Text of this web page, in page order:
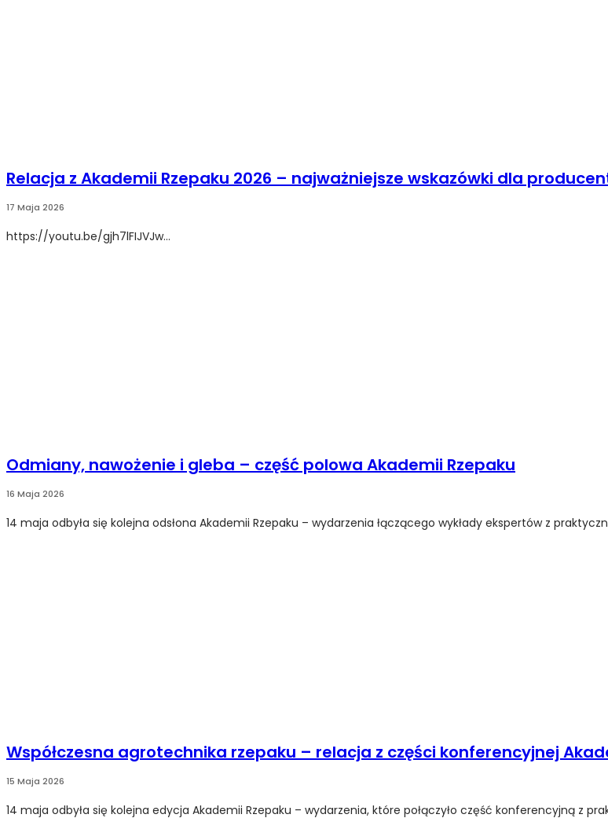
Relacja z Akademii Rzepaku 2026 – najważniejsze wskazówki dla
17 Maja 2026
https://youtu.be/gjh7lFIJVJw...
Odmiany, nawożenie i gleba – część polowa Akademii Rzepaku
16 Maja 2026
14 maja odbyła się kolejna odsłona Akademii Rzepaku – wydarzenia łączącego wykłady ekspertów z
Współczesna agrotechnika rzepaku – relacja z części konferencyjnej
15 Maja 2026
14 maja odbyła się kolejna edycja Akademii Rzepaku – wydarzenia, które połączyło część konferencyjną z